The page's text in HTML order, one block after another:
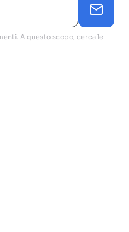
A questo scopo, cerca le